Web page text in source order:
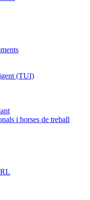
(TUI)
i borses de treball